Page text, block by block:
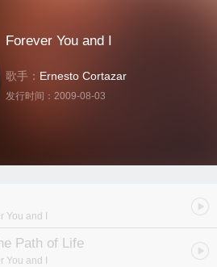
Forever You and I
歌手： Ernesto Cortazar
发行时间： 2009-08-03
You and I
Path of Life
You and I